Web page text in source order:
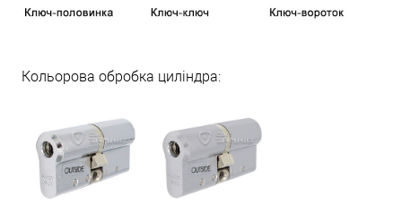
Кольорова обробка циліндра: